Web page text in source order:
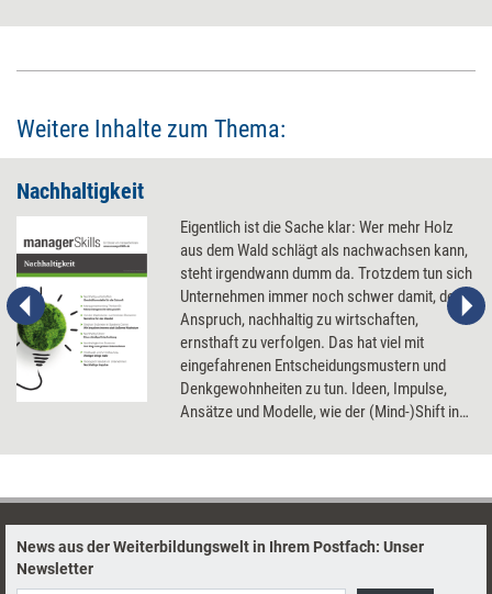
Weitere Inhalte zum Thema:
Nachhaltigkeit
Eigentlich ist die Sache klar: Wer mehr Holz
aus dem Wald schlägt als nachwachsen kann,
steht irgendwann dumm da. Trotzdem tun sich
Unternehmen immer noch schwer damit, den
Anspruch, nachhaltig zu wirtschaften,
ernsthaft zu verfolgen. Das hat viel mit
eingefahrenen Entscheidungsmustern und
Denkgewohnheiten zu tun. Ideen, Impulse,
Ansätze und Modelle, wie der (Mind-)Shift in
News aus der Weiterbildungswelt in Ihrem Postfach: Unser
Newsletter